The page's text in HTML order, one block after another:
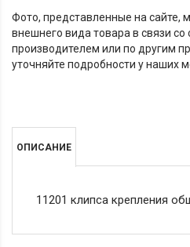
Фото, представленные на сайте,
внешнего вида товара в связи со
производителем или по другим
уточняйте подробности у наших
ОПИСАНИЕ
11201 клипса крепления